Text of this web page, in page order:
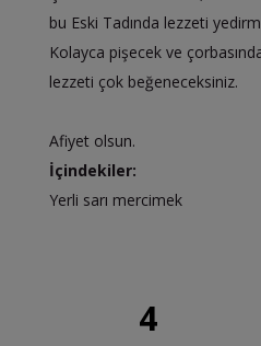
bu Eski Tadında lezzeti
Kolayca pişecek ve
lezzeti çok beğeneceksiniz.
Afiyet olsun.
İçindekiler:
Yerli sarı mercimek
4